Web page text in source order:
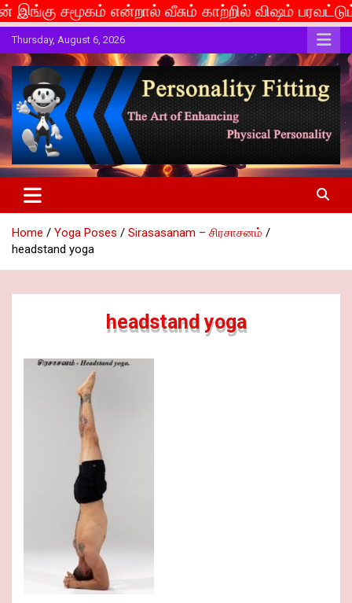
என்றால் வீசும் காற்றில் விஷம் பரவட்டும்... If caste
Skip
to
content
Thursday, August 6, 2026
Personality Fitting
The Art of Enhancing Physical Personality
Home Yoga Poses
Sirasasanam – சிரசாசனம்
headstand yoga
headstand yoga